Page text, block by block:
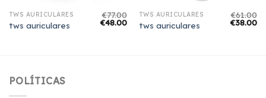
TWS AURICULARES
tws auriculares
€77.00
€48.00
TWS AURICULARES
tws auriculares
€61.00
€38.00
POLÍTICAS